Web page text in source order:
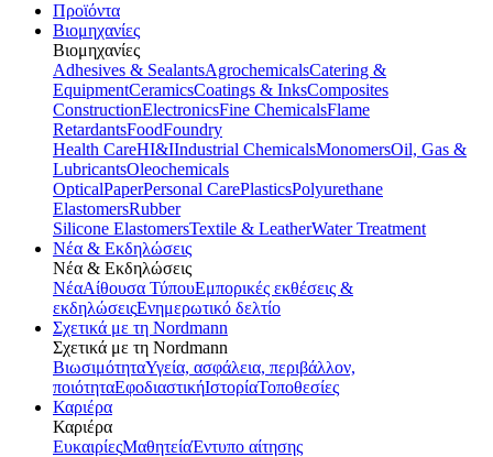
Προϊόντα
Βιομηχανίες
Βιομηχανίες
Adhesives & SealantsAgrochemicalsCatering &
EquipmentCeramicsCoatings & InksComposites
ConstructionElectronicsFine ChemicalsFlame
RetardantsFoodFoundry
Health CareHI&IIndustrial ChemicalsMonomersOil, Gas &
LubricantsOleochemicals
OpticalPaperPersonal CarePlasticsPolyurethane
ElastomersRubber
Silicone ElastomersTextile & LeatherWater Treatment
Νέα & Εκδηλώσεις
Νέα & Εκδηλώσεις
ΝέαΑίθουσα ΤύπουΕμπορικές εκθέσεις &
εκδηλώσειςΕνημερωτικό δελτίο
Σχετικά με τη Nordmann
Σχετικά με τη Nordmann
ΒιωσιμότηταΥγεία, ασφάλεια, περιβάλλον,
ποιότηταΕφοδιαστικήΙστορίαΤοποθεσίες
Καριέρα
Καριέρα
ΕυκαιρίεςΜαθητείαΈντυπο αίτησης